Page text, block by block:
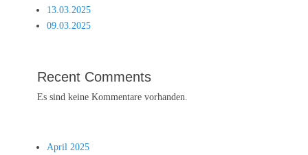
13.03.2025
09.03.2025
Recent Comments
Es sind keine Kommentare vorhanden.
April 2025